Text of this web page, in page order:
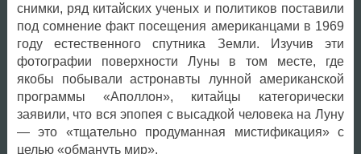
снимки, ряд китайских ученых и политиков поставили
под сомнение факт посещения американцами в 1969
году естественного спутника Земли. Изучив эти
фотографии поверхности Луны в том месте, где
якобы побывали астронавты лунной американской
программы «Аполлон», китайцы категорически
заявили, что вся эпопея с высадкой человека на Луну
— это «тщательно продуманная мистификация» с
целью «обмануть мир».